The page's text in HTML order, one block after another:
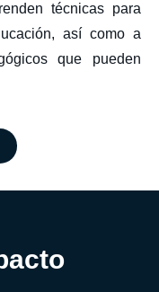
técnicas para
así como a
que pueden